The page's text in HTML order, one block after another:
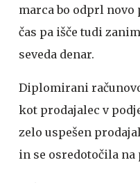
marca bo odprl novo
čas pa išče tudi
seveda denar.
Diplomirani
kot prodajalec v
zelo uspešen
in se osredotočila na